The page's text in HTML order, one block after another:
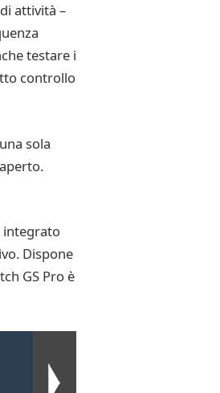
attività –
testare i
controllo
sola
integrato
Dispone
GS Pro è